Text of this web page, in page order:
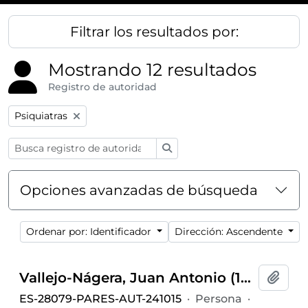
Filtrar los resultados por:
Mostrando 12 resultados
Registro de autoridad
Remove filter:
Psiquiatras
Opciones avanzadas de búsqueda
Ordenar por: Identificador Dirección: Ascendente
Vallejo-Nágera, Juan Antonio (1926-1990)
ES-28079-PARES-AUT-241015 · Persona ·